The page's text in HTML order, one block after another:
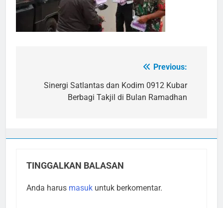
pos
Previous:
Sinergi Satlantas dan Kodim 0912 Kubar
Berbagi Takjil di Bulan Ramadhan
TINGGALKAN BALASAN
Anda harus masuk untuk berkomentar.